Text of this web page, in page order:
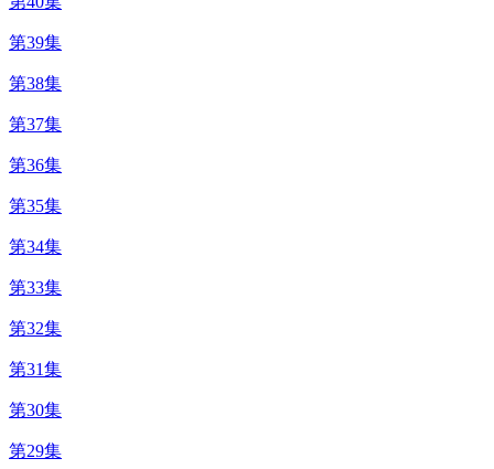
第39集
第38集
第37集
第36集
第35集
第34集
第33集
第32集
第31集
第30集
第29集